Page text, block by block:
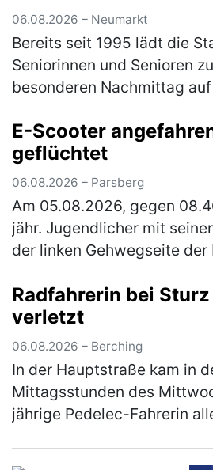
06.08.2026 – Neumarkt
Bereits seit 1995 lädt die
Seniorinnen und Senioren
besonderen Nachmittag
August 2026, ist es ab 12
Er… (mehr)
E-Scooter
geflüchtet
06.08.2026 – Parsberg
Am 05.08.2026, gegen
jähr. Jugendlicher mit
der linken Gehwegseite der
Straße ein. Hier fuhr er auf
Radfahrerin bei
verletzt
06.08.2026 – Berching
In der Hauptstraße kam in
Mittagsstunden des
jährige Pedelec-Fahrerin